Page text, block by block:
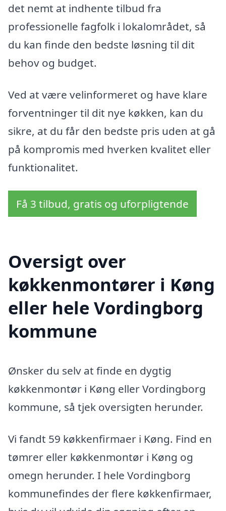
det nemt at indhente tilbud fra
professionelle fagfolk i lokalområdet, så
du kan finde den bedste løsning til dit
behov og budget.
Ved at være velinformeret og have klare
forventninger til dit nye køkken, kan du
sikre, at du får den bedste pris uden at gå
på kompromis med hverken kvalitet eller
funktionalitet.
Få 3 tilbud, gratis og uforpligtende
Oversigt over
køkkenmontører i Køng
eller hele Vordingborg
kommune
Ønsker du selv at finde en dygtig
køkkenmontør i Køng eller Vordingborg
kommune, så tjek oversigten herunder.
Vi fandt 59 køkkenfirmaer i Køng. Find en
tømrer eller køkkenmontør i Køng og
omegn herunder. I hele Vordingborg
kommunefindes der flere køkkenfirmaer,